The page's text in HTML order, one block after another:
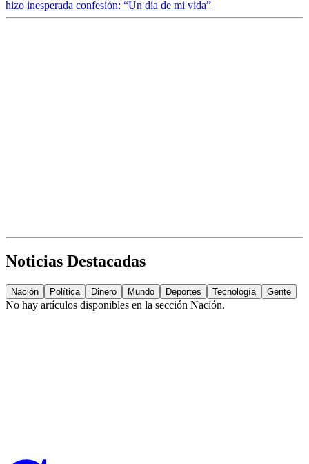
hizo inesperada confesión: “Un día de mi vida”
Noticias Destacadas
Nación Política Dinero Mundo Deportes Tecnología Gente
No hay artículos disponibles en la sección Nación.